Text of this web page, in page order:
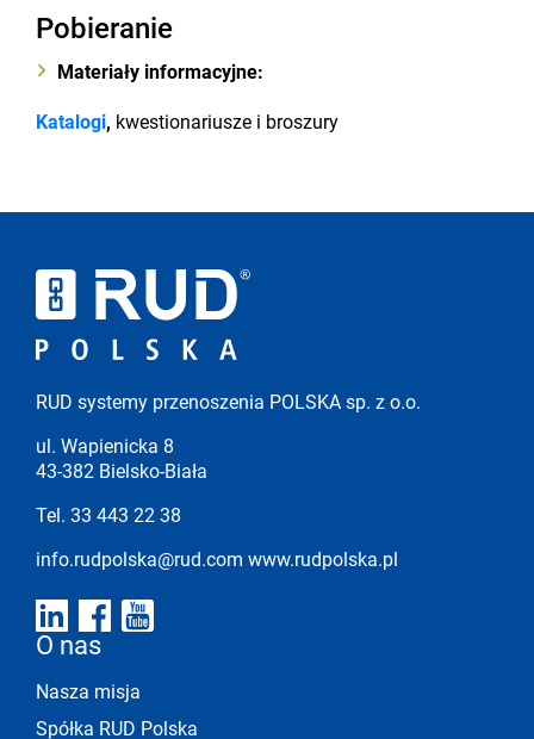
Pobieranie
Materiały informacyjne:
Katalogi, kwestionariusze i broszury
RUD systemy przenoszenia POLSKA sp. z o.o.
ul. Wapienicka 8
43-382 Bielsko-Biała
Tel. 33 443 22 38
info.rudpolska@rud.com www.rudpolska.pl
O nas
Nasza misja
Spółka RUD Polska